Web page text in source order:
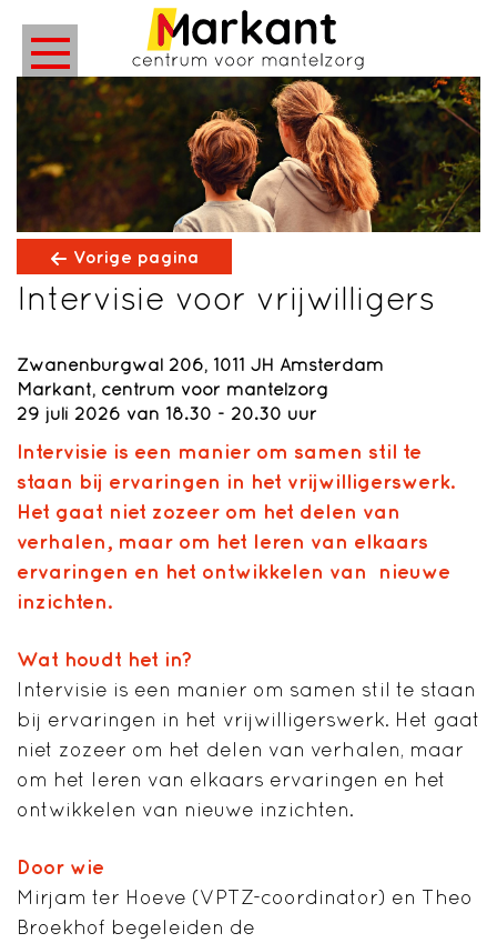
Vorige pagina
Intervisie voor vrijwilligers
Zwanenburgwal 206, 1011 JH Amsterdam
Markant, centrum voor mantelzorg
29 juli 2026 van 18.30 - 20.30 uur
Intervisie is een manier om samen stil te
staan bij ervaringen in het vrijwilligerswerk.
Het gaat niet zozeer om het delen van
verhalen, maar om het leren van elkaars
ervaringen en het ontwikkelen van nieuwe
inzichten.
Wat houdt het in?
Intervisie is een manier om samen stil te staan
bij ervaringen in het vrijwilligerswerk. Het gaat
niet zozeer om het delen van verhalen, maar
om het leren van elkaars ervaringen en het
ontwikkelen van nieuwe inzichten.
Door wie
Mirjam ter Hoeve (VPTZ-coordinator) en Theo
Broekhof begeleiden de